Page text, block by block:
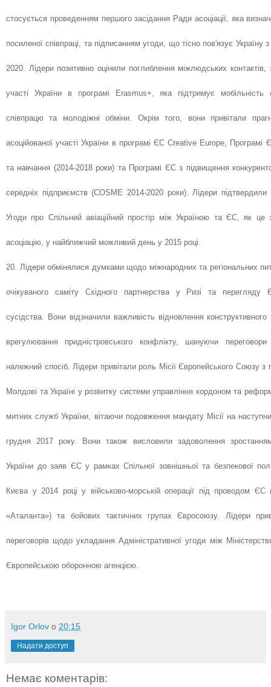
стосується проведенням першого засідання Ради асоціації, яка
посиленої співпраці, та підписанням угоди, що тісно пов'язує
2020. Лідери позитивно оцінили поглиблення міжлюдських
участі України в програмі Erasmus+, яка підтримує мобільність
співпрацю та молодіжні обміни. Окрім того, вони привітали
асоційованої участі України в програмі ЄС Creative Europe, Програмі
та навчання (2014-2018 роки) та Програмі ЄС з підвищення
середніх підприємств (COSME 2014-2020 роки). Лідери підтвердили
Угоди про Спільний авіаційний простір між Україною та ЄС, як це
асоціацію, у найближчий можливий день у 2015 році.
20. Лідери обмінялися думками щодо міжнародних та регіональних
очікуваного саміту Східного партнерства у Ризі та перегляду
сусідства. Вони відзначили важливість відновлення
врегулювання придністровського конфлікту, шануючи
належний спосіб. Лідери привітали роль Місії Європейського Союзу з
Молдові та Україні у розвитку системи управління кордоном та
митних служб України, вітаючи подовження мандату Місії на
грудня 2017 року. Вони також висловили задоволення зростанням
України до заяв ЄС у рамках Спільної зовнішньої та безпекової
Києва у 2014 році у військово-морській операції під проводом
«Аталанта») та бойових тактичних групах Євросоюзу. Лідери
переговорів щодо укладання Адміністративної угоди між
Європейською оборонною агенцією.
Igor Orlov о 20:15
Надати доступ
Немає коментарів: